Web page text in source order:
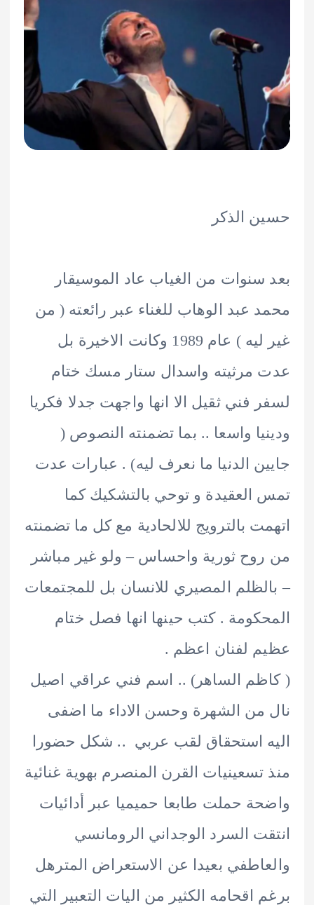
الذكر
من الغياب عاد الموسيقار
عبد الوهاب للغناء عبر رائعته ( من
غير ليه ) عام 1989 وكانت الاخيرة بل
مرثيته واسدال ستار مسك ختام
فني ثقيل الا انها واجهت جدلا فكريا
واسعا .. بما تضمنته النصوص (
الدنيا ما نعرف ليه) . عبارات عدت
العقيدة و توحي بالتشكيك كما
بالترويج للالحادية مع كل ما تضمنته
ثورية واحساس – ولو غير مباشر
المصيري للانسان بل للمجتمعات
. كتب حينها انها فصل ختام
لفنان اعظم .
الساهر) .. اسم فني عراقي اصيل
من الشهرة وحسن الاداء ما اضفى
استحقاق لقب عربي .. شكل حضورا
القرن المنصرم بهوية غنائية
حملت طابعا حميميا عبر أدائيات
السرد الوجداني الرومانسي
بعيدا عن الاستعراض المترهل
اقحامه الكثير من اليات التعبير التي